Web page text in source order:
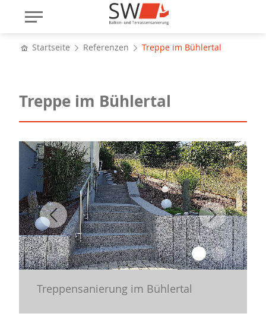
Startseite Referenzen Treppe im Bühlertal
Treppe im Bühlertal
Treppensanierung im Bühlertal